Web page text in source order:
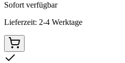
Sofort verfügbar
Lieferzeit: 2-4 Werktage